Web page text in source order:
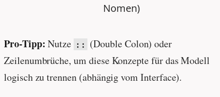
Nomen)
Pro-Tipp: Nutze ::
(Double Colon) oder
Zeilenumbrüche, um diese Konzepte für das Modell
logisch zu trennen (abhängig vom Interface).